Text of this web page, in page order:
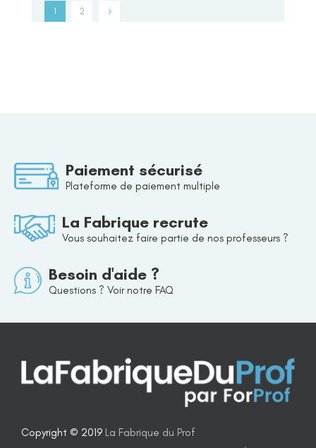
1 2
Paiement sécurisé
Plateforme de paiement multiple
La Fabrique recrute
Vous souhaitez faire partie de nos professeurs ?
Besoin d'aide ?
Questions ? Voir notre FAQ
Copyright © 2019 La Fabrique du Prof